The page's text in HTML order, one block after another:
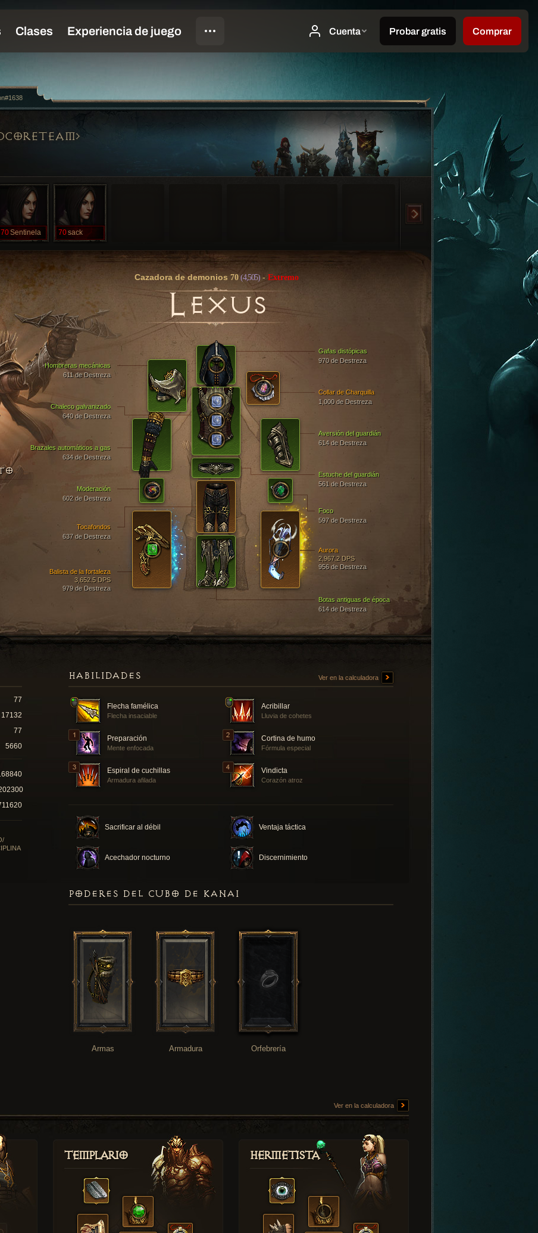
70Sentinela 70sack
Cazadora de demonios 70 (4,505) - Extremo
LEXUS
Gafas distópicas
970 de Destreza
Chaleco galvanizado
640 de Destreza
Botas antiguas de época
614 de Destreza
Brazales automáticos a gas
634 de Destreza
Hombreras mecánicas
611 de Destreza
Tocafondos
637 de Destreza
Aversión del guardián
614 de Destreza
Balista de la fortaleza
3,652.5 DPS
979 de Destreza
Aurora
2,967.2 DPS
956 de Destreza
Estuche del guardián
561 de Destreza
Foco
597 de Destreza
Moderación
602 de Destreza
Collar de Charquilla
1,000 de Destreza
HABILIDADES Ver en la calculadora
Flecha famélica
Flecha insaciable
Acribillar
Lluvia de cohetes
Preparación
Mente enfocada
Cortina de humo
Fórmula especial
Espiral de cuchillas
Armadura afilada
Vindicta
Corazón atroz
Sacrificar al débil Ventaja táctica
Acechador nocturno Discernimiento
77
17132
77
5660
PODERES DEL CUBO DE KANAI
Armas Armadura Orfebrería
Ver en la calculadora
Templario Hermetista